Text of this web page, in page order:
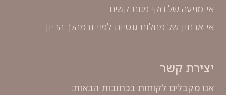
אי מניעה של נזקי פגות קשים
אי אבחון של מחלות גנטיות לפני ובמהלך הריון
יצירת קשר
אנו מקבלים לקוחות בכתובות הבאות: